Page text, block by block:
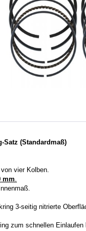
Satz (Standardmaß)
vier Kolben.
mm.
3-seitig nitrierte
zum schnellen